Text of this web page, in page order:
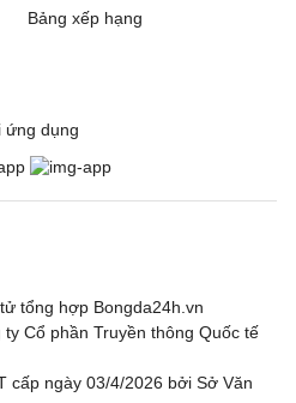
Bảng xếp hạng
ứng dụng
tổng hợp Bongda24h.vn
Cổ phần Truyền thông Quốc tế
cấp ngày 03/4/2026 bởi Sở Văn